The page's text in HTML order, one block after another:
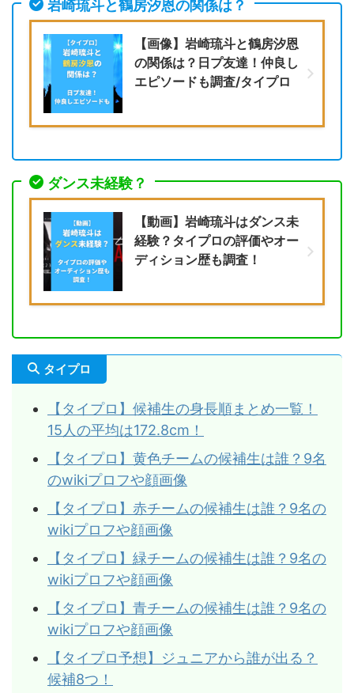
岩崎琉斗と鶴房汐恩の関係は？
【画像】岩崎琉斗と鶴房汐恩
の関係は？日プ友達！仲良し
エピソードも調査/タイプロ
ダンス未経験？
【動画】岩崎琉斗はダンス未
経験？タイプロの評価やオー
ディション歴も調査！
タイプロ
【タイプロ】候補生の身長順まとめ一覧！
15人の平均は172.8cm！
【タイプロ】黄色チームの候補生は誰？9名
のwikiプロフや顔画像
【タイプロ】赤チームの候補生は誰？9名の
wikiプロフや顔画像
【タイプロ】緑チームの候補生は誰？9名の
wikiプロフや顔画像
【タイプロ】青チームの候補生は誰？9名の
wikiプロフや顔画像
【タイプロ予想】ジュニアから誰が出る？
候補8つ！